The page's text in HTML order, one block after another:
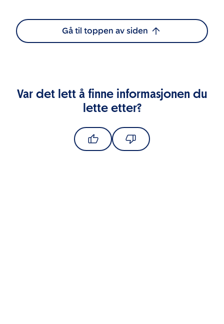
Gå til toppen av siden
Var det lett å finne informasjonen du
lette etter?